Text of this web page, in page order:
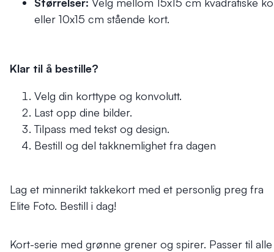
eller 10x15 cm stående kort.
Klar til å bestille?
Velg din korttype og konvolutt.
Last opp dine bilder.
Tilpass med tekst og design.
Bestill og del takknemlighet fra dagen
Lag et minnerikt takkekort med et personlig preg fra
Elite Foto. Bestill i dag!
Kort-serie med grønne grener og spirer. Passer til alle